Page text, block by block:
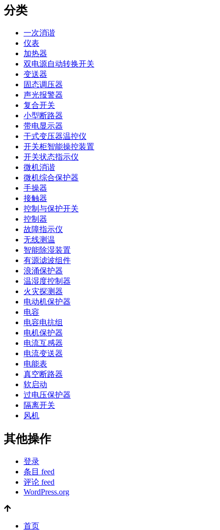
分类
一次消谐
仪表
加热器
双电源自动转换开关
变送器
固态调压器
声光报警器
复合开关
小型断路器
带电显示器
干式变压器温控仪
开关柜智能操控装置
开关状态指示仪
微机消谐
微机综合保护器
手操器
接触器
控制与保护开关
控制器
故障指示仪
无线测温
智能除湿装置
有源滤波组件
浪涌保护器
温湿度控制器
火灾探测器
电动机保护器
电容
电容电抗组
电机保护器
电流互感器
电流变送器
电能表
真空断路器
软启动
过电压保护器
隔离开关
风机
其他操作
登录
条目 feed
评论 feed
WordPress.org
首页